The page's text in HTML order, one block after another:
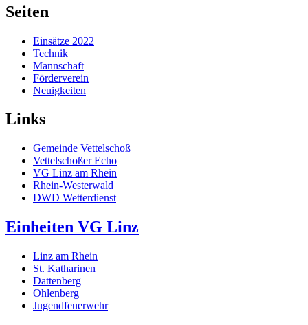
Seiten
Einsätze 2022
Technik
Mannschaft
Förderverein
Neuigkeiten
Links
Gemeinde Vettelschoß
Vettelschoßer Echo
VG Linz am Rhein
Rhein-Westerwald
DWD Wetterdienst
Einheiten VG Linz
Linz am Rhein
St. Katharinen
Dattenberg
Ohlenberg
Jugendfeuerwehr